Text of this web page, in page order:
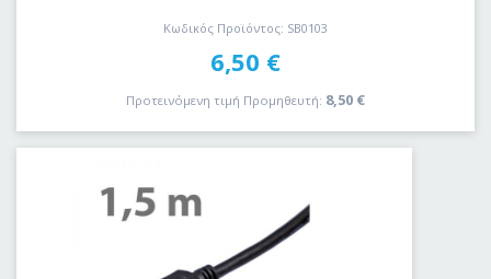
Κωδικός Προϊόντος: SB0103
6,50 €
Προτεινόμενη τιμή Προμηθευτή: 8,50 €